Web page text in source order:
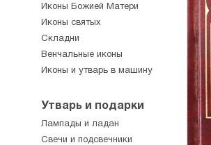
Иконы Божией Матери
Иконы святых
Складни
Венчальные иконы
Иконы и утварь в машину
Утварь и подарки
Лампады и ладан
Свечи и подсвечники